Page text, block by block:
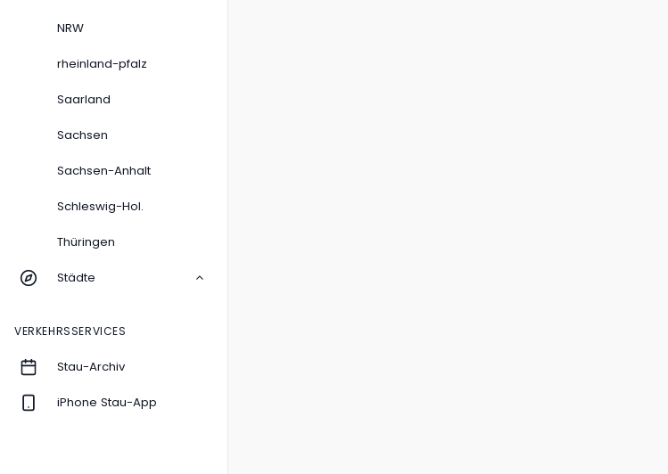
NRW
rheinland-pfalz
Saarland
Sachsen
Sachsen-Anhalt
Schleswig-Hol.
Thüringen
Städte
VERKEHRSSERVICES
Stau-Archiv
iPhone Stau-App